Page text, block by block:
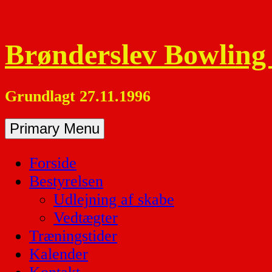
content
Brønderslev
Grundlagt 27.11.1996
Primary Menu
Forside
Bestyrelsen
Udlejning af skabe
Vedtægter
Træningstider
Kalender